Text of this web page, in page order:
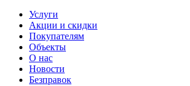
Услуги
Акции и скидки
Покупателям
Объекты
О нас
Новости
Безправок